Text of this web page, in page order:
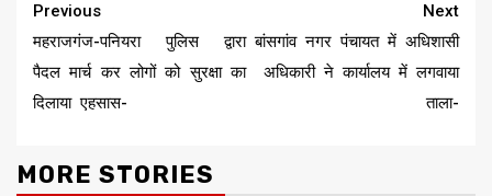
Continue
Reading
Previous
महराजगंज-पनियरा पुलिस द्वारा
पैदल मार्च कर लोगों को सुरक्षा का
दिलाया एहसास-
Next
बांसगांव नगर पंचायत में अधिशासी
अधिकारी ने कार्यालय में लगवाया
ताला-
MORE STORIES